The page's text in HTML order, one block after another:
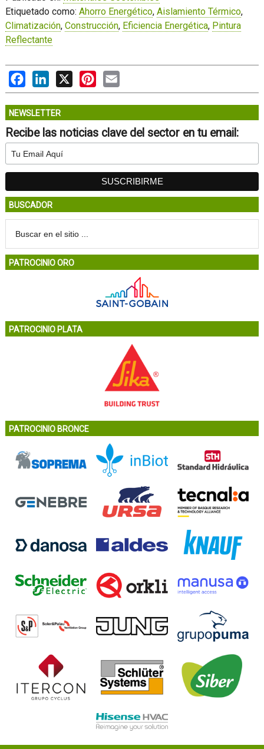
Etiquetado como: Ahorro Energético, Aislamiento Térmico,
Climatización, Construcción, Eficiencia Energética, Pintura
Reflectante
FacebookLinkedIn Pinterest
NEWSLETTER
Recibe las noticias clave del sector en tu email:
BUSCADOR
PATROCINIO ORO
PATROCINIO PLATA
PATROCINIO BRONCE